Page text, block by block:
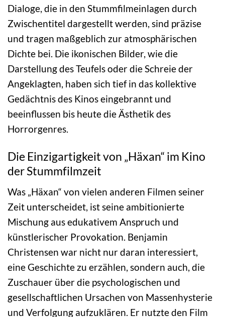
Dialoge, die in den Stummfilmeinlagen durch
Zwischentitel dargestellt werden, sind präzise
und tragen maßgeblich zur atmosphärischen
Dichte bei. Die ikonischen Bilder, wie die
Darstellung des Teufels oder die Schreie der
Angeklagten, haben sich tief in das kollektive
Gedächtnis des Kinos eingebrannt und
beeinflussen bis heute die Ästhetik des
Horrorgenres.
Die Einzigartigkeit von „Häxan“ im Kino
der Stummfilmzeit
Was „Häxan“ von vielen anderen Filmen seiner
Zeit unterscheidet, ist seine ambitionierte
Mischung aus edukativem Anspruch und
künstlerischer Provokation. Benjamin
Christensen war nicht nur daran interessiert,
eine Geschichte zu erzählen, sondern auch, die
Zuschauer über die psychologischen und
gesellschaftlichen Ursachen von Massenhysterie
und Verfolgung aufzuklären. Er nutzte den Film